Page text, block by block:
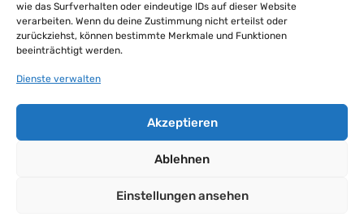
wie das Surfverhalten oder eindeutige IDs auf dieser Website
verarbeiten. Wenn du deine Zustimmung nicht erteilst oder
zurückziehst, können bestimmte Merkmale und Funktionen
beeinträchtigt werden.
Dienste verwalten
Akzeptieren
Ablehnen
Einstellungen ansehen
Impressum
Datenschutzerklärung
Barrierefreiheitserklärung
Gesellschaftsvertrag
Cookie-Richtlinie (EU)
Alle Rechte vorbehalten – Lust auf besser leben gGmbH,